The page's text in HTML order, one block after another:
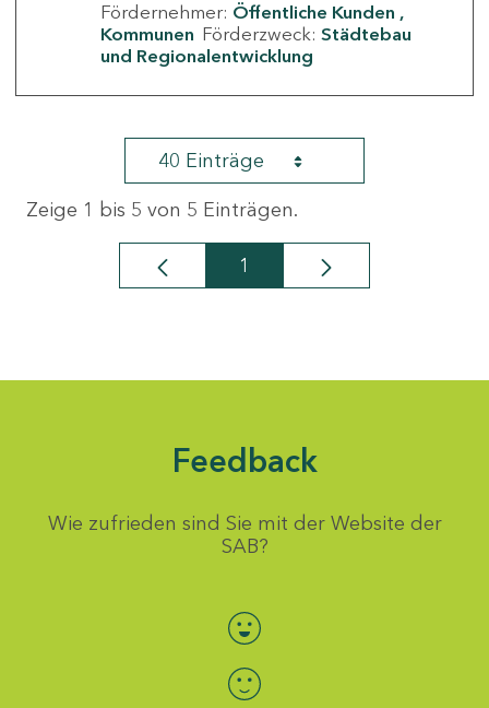
Fördernehmer: Öffentliche Kunden
Kommunen Förderzweck: Städtebau
und Regionalentwicklung
40 Einträge
Zeige 1 bis 5 von 5 Einträgen.
Seite
1
Feedback
Wie zufrieden sind Sie mit der Website der
SAB?
Bewertung auswählen